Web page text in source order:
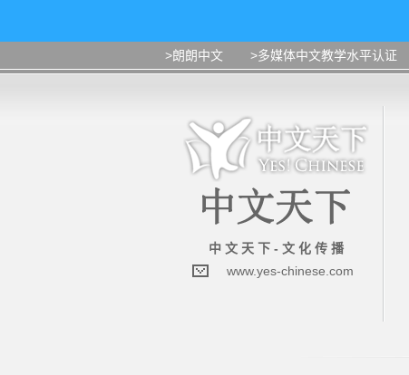
>朗朗中文 >多媒体中文教学水平认证
中 文 天 下 - 文 化 传 播
www.yes-chinese.com